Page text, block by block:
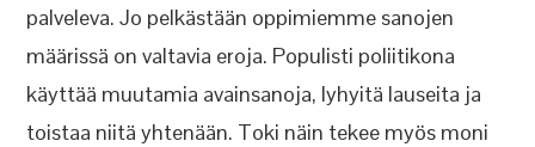
palveleva. Jo pelkästään oppimiemme sanojen
määrissä on valtavia eroja. Populisti poliitikona
käyttää muutamia avainsanoja, lyhyitä lauseita ja
toistaa niitä yhtenään. Toki näin tekee myös moni